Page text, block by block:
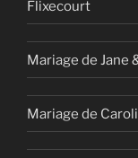
Flixecourt
Mariage de Jane
Mariage de